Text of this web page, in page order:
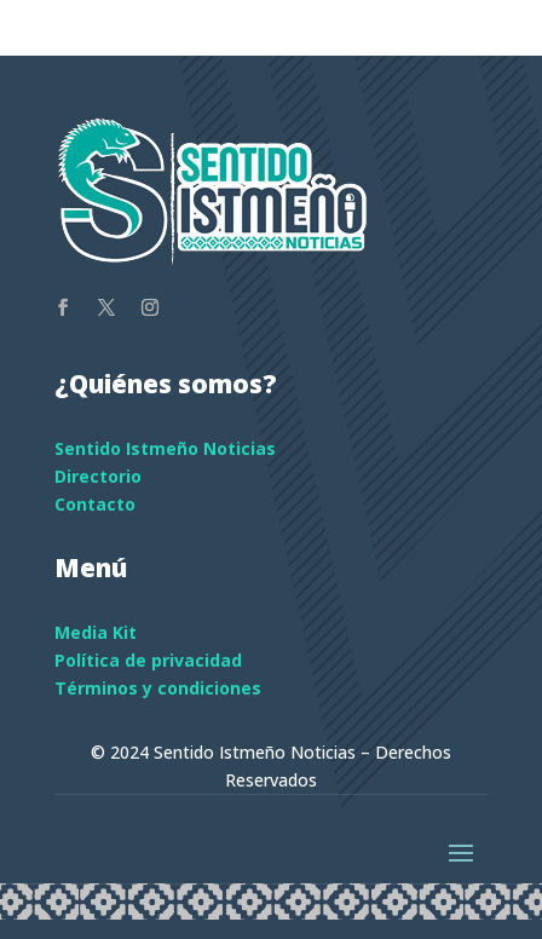
¿Quiénes somos?
Sentido Istmeño Noticias
Directorio
Contacto
Menú
Media Kit
Política de privacidad
Términos y condiciones
© 2024 Sentido Istmeño Noticias – Derechos
Reservados